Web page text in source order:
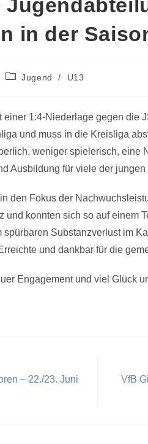
in der
Jugend / U13
einer 1:4-Niederlage gegen die
und muss in die Kreisliga
weniger spielerisch, eine
Ausbildung für viele der
den Fokus der
und konnten sich so auf einem
Substanzverlust im
und dankbar für die
Engagement und viel Glück
– 22./23. Juni
VfB